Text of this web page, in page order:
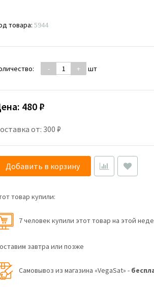
товара:5944
- + шт
480 ₽
от: 300 ₽
Добавить в корзину
товар купили:
7 человек купили этот товар на этой
завтра или позже
Самовывоз из магазина «VegaSat» -